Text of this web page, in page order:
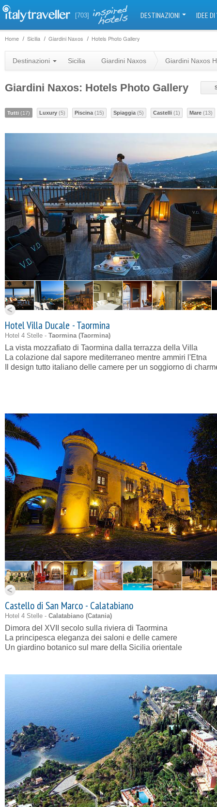
[703] DESTINAZIONI IDEE
Home Sicilia Giardini Naxos Hotels Photo Gallery
Destinazioni Sicilia Giardini Naxos Giardini Naxos
Giardini Naxos: Hotels Photo Gallery
Tutti (17) Luxury (5) Piscina (15) Spiaggia (5) Castelli (1) Mare (13)
Hotel Villa Ducale - Taormina
Hotel 4 Stelle - Taormina (Taormina)
La vista mozzafiato di Taormina dalla terrazza della Villa
La colazione dal sapore mediterraneo mentre ammiri l'Etna
Il design tutto italiano delle camere per un soggiorno di
Castello di San Marco - Calatabiano
Hotel 4 Stelle - Calatabiano (Catania)
Dimora del XVII secolo sulla riviera di Taormina
La principesca eleganza dei saloni e delle camere
Un giardino botanico sul mare della Sicilia orientale